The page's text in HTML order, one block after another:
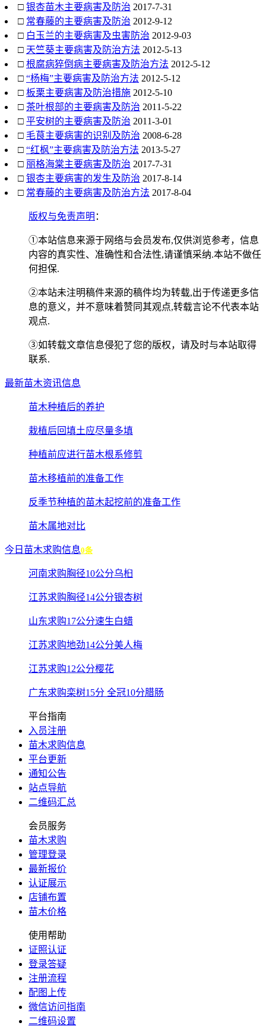
□ 银杏苗木主要病害及防治 2017-7-31
□ 常春藤的主要病害及防治 2012-9-12
□ 白玉兰的主要病害及虫害防治 2012-9-03
□ 天竺葵主要病害及防治方法 2012-5-13
□ 根腐病猝倒病主要病害及防治方法 2012-5-12
□ “杨梅”主要病害及防治方法 2012-5-12
□ 板栗主要病害及防治措施 2012-5-10
□ 茶叶根部的主要病害及防治 2011-5-22
□ 平安树的主要病害及防治 2011-3-01
□ 毛茛主要病害的识别及防治 2008-6-28
□ “红枫”主要病害及防治方法 2013-5-27
□ 丽格海棠主要病害及防治 2017-7-31
□ 银杏主要病害的发生及防治 2017-8-14
□ 常春藤的主要病害及防治方法 2017-8-04
版权与免责声明 ：
①本站信息来源于网络与会员发布,仅供浏览参考，信息
内容的真实性、准确性和合法性,请谨慎采纳.本站不做任
何担保.
②本站未注明稿件来源的稿件均为转载,出于传递更多信
息的意义，并不意味着赞同其观点,转载言论不代表本站
观点.
③如转载文章信息侵犯了您的版权，请及时与本站取得
联系.
最新苗木资讯信息
苗木种植后的养护
栽植后回填土应尽量多填
种植前应进行苗木根系修剪
苗木移植前的准备工作
反季节种植的苗木起挖前的准备工作
苗木属地对比
今日苗木求购信息0条
河南求购胸径10公分乌桕
江苏求购胸径14公分银杏树
山东求购17公分速生白蜡
江苏求购地劲14公分美人梅
江苏求购12公分樱花
广东求购栾树15分 全冠10分腊肠
平台指南
入员注册
苗木求购信息
平台更新
通知公告
站点导航
二维码汇总
会员服务
苗木求购
管理登录
最新报价
认证展示
店铺布置
苗木价格
使用帮助
证照认证
登录答疑
注册流程
配图上传
微信访问指南
二维码设置